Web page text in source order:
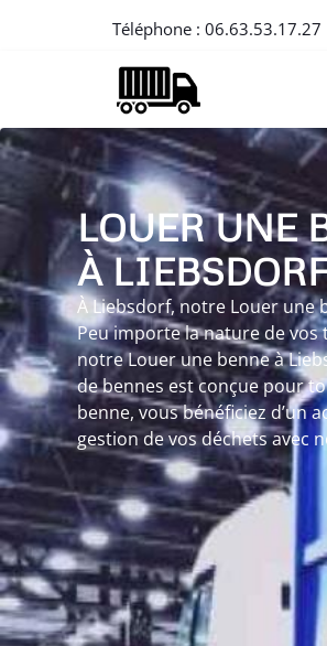
Téléphone : 06.63.53.17.27
LOUER UNE
À
À Liebsdorf, notre Louer une
Peu importe la nature de vos
notre Louer une benne à
de bennes est conçue pour
benne, vous bénéficiez d’un
gestion de vos déchets avec